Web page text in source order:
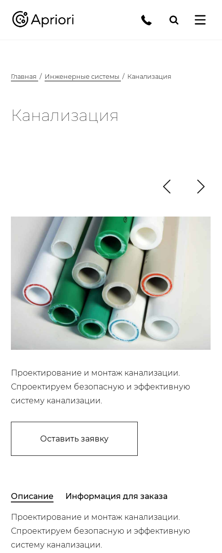
Главная Инженерные системы Канализация
Канализация
Проектирование и монтаж канализации.
Спроектируем безопасную и эффективную
систему канализации.
Оставить заявку
Описание Информация для заказа
Проектирование и монтаж канализации.
Спроектируем безопасную и эффективную
систему канализации.